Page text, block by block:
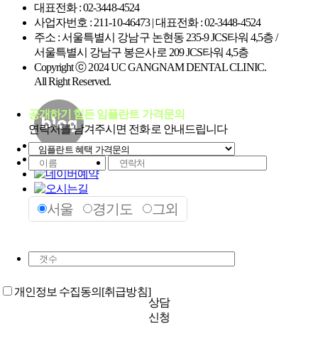
공개하기 힘든 임플란트 가격문의
연락처를 남겨주시면 전화로 안내드립니다
서울 경기도 그외
개인정보 수집동의 [취급방침]
상담
신청
대표전화 : 02-3448-4524
사업자번호 : 211-10-46473 | 대표전화 : 02-3448-4524
주소 : 서울특별시 강남구 논현동 235-9 JCS타워 4,5층 /
서울특별시 강남구 봉은사로 209 JCS타워 4,5층
Copyright ⓒ 2024 UC GANGNAM DENTAL CLINIC.
All Right Reserved.